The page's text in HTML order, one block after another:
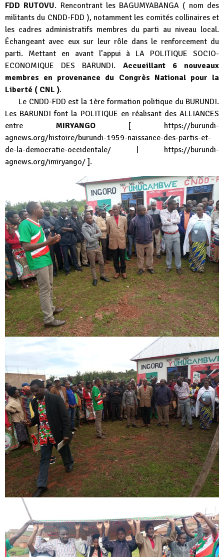
FDD RUTOVU. Rencontrant les BAGUMYABANGA ( nom des
militants du CNDD-FDD ), notamment les comités collinaires et
les cadres administratifs membres du parti au niveau local.
Échangeant avec eux sur leur rôle dans le renforcement du
parti. Mettant en avant l’appui à LA POLITIQUE SOCIO-
ECONOMIQUE DES BARUNDI. Accueillant 6 nouveaux
membres en provenance du Congrès National pour la
Liberté ( CNL ).
Le CNDD-FDD est la 1ère formation politique du BURUNDI.
Les BARUNDI font la POLITIQUE en réalisant des ALLIANCES
entre MIRYANGO[ https://burundi-
agnews.org/histoire/burundi-1959-naissance-des-partis-et-
de-la-democratie-occidentale/
https://burundi-
agnews.org/imiryango/ ].